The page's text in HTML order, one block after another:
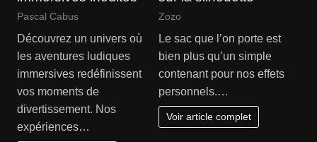
Pascal Cabus
Découvrez un univers où
les aventures ludiques
immersives redéfinissent
vos moments de
divertissement. Nos
expériences…
Zozo
Le sac que l’on porte est
bien plus qu’un simple
contenant pour nos effets
personnels.…
Voir article complet